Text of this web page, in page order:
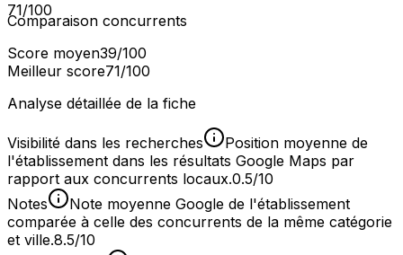
71/100
Comparaison concurrents
Score moyen39/100
Meilleur score71/100
Analyse détaillée de la fiche
Visibilité dans les recherches
Position moyenne de
l'établissement dans les résultats Google Maps par
rapport aux concurrents locaux.0.5/10
Notes
Note moyenne Google de l'établissement
comparée à celle des concurrents de la même catégorie
et ville.8.5/10